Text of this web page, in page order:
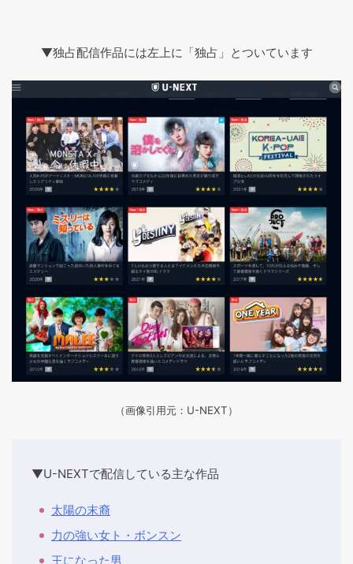
▼独占配信作品には左上に「独占」とついています
（画像引用元：U-NEXT）
▼U-NEXTで配信している主な作品
太陽の末裔
力の強い女ト・ボンスン
王になった男